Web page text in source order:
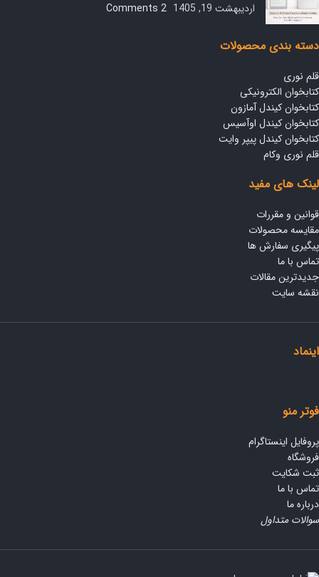
اردیبهشت 19, 1405
2 Comments
دسته بندی محصولات
قلم نوری
کتابخوان الکترونیکی
کتابخوان کیندل آمازون
کتابخوان کیندل اوآسیس
کتابخوان کیندل پیپر وایت
قلم نوری وکام
لینک های مفید
قوانین و مقررات
مقایسه محصولات
پیگیری سفارش ها
تماس با ما
جدیدترین مقالات
نقشه سایت
اینماد
فوتر منو
پروفایل اینستاگرام
فروشگاه
ثبت شکایت
تماس با ما
درباره ما
سوالات متداول